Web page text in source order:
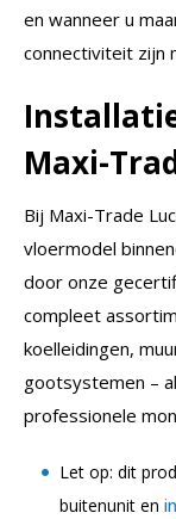
en wanneer u
connectiviteit zijn
Maxi-
Bij Maxi-Trade
vloermodel
door onze
compleet
koelleidingen,
gootsystemen –
professionele
Let op: dit
buitenunit en